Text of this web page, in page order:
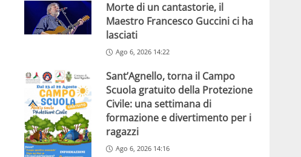
Morte di un cantastorie, il
Maestro Francesco Guccini ci ha
lasciati
Ago 6, 2026 14:22
Sant’Agnello, torna il Campo
Scuola gratuito della Protezione
Civile: una settimana di
formazione e divertimento per i
ragazzi
Ago 6, 2026 14:16